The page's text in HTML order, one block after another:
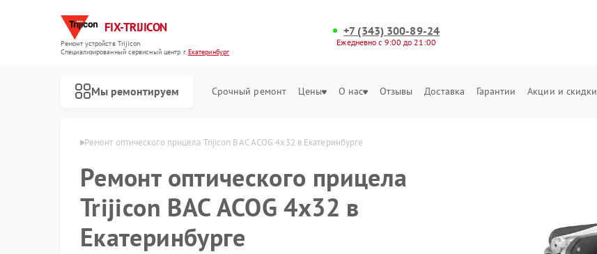
FIX-TRIJICON
Ремонт устройств Trijicon
Специализированный cервисный центр г.Екатеринбург
+7 (343) 300-89-24
Ежедневно с 9:00 до 21:00
Мы ремонтируем Срочный ремонт Цены О нас Отзывы Доставка Гарантии Акции и скидки
Ремонт оптического прицела Trijicon BAC ACOG 4x32 в Екатеринбурге
Ремонт оптического прицела
Trijicon BAC ACOG 4x32 в
Екатеринбурге